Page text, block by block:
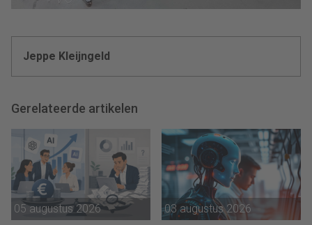
Jeppe Kleijngeld
Gerelateerde artikelen
05 augustus 2026 03 augustus 2026